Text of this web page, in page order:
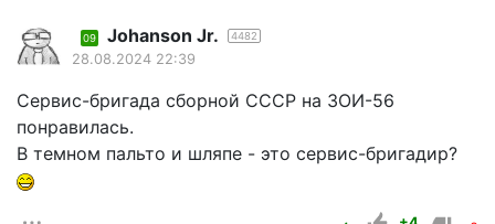
09 Johanson Jr. 4482
28.08.2024 22:39
Сервис-бригада сборной СССР на ЗОИ-56
понравилась.
В темном пальто и шляпе - это сервис-бригадир?